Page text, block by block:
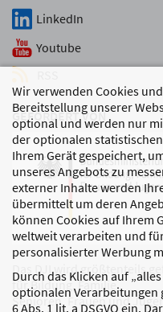
Wir verwenden Cookies
Bereitstellung unserer
optional und werden nur
der optionalen
Ihrem Gerät gespeichert,
unseres Angebots zu
externer Inhalte werden
übermittelt um deren
können Cookies auf Ihrem
weltweit verarbeiten und
personalisierter Werbung
Durch das Klicken auf
optionalen Verarbeitungen
6 Abs. 1 lit. a DSGVO ein.
LinkedIn
Youtube
GEFÖRDERT VON
Das DJI wird größtenteils
für Bildung, Familie,
Senioren, Frauen und